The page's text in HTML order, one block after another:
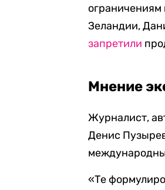
ограничениям
Зеландии,
запретили
Мнение
Журналист,
Денис
«Те